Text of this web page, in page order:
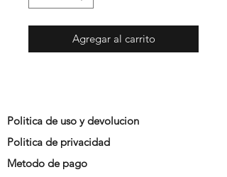
Agregar al carrito
Politica de uso y devolucion
Politica de privacidad
Metodo de pago